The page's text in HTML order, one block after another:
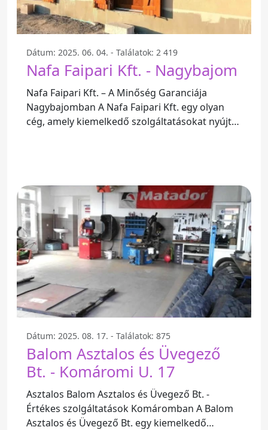
Dátum: 2025. 06. 04. - Találatok: 2 419
Nafa Faipari Kft. - Nagybajom
Nafa Faipari Kft. – A Minőség Garanciája
Nagybajomban A Nafa Faipari Kft. egy olyan
cég, amely kiemelkedő szolgáltatásokat nyújt
Dátum: 2025. 08. 17. - Találatok: 875
Balom Asztalos és Üvegező
Bt. - Komáromi U. 17
Asztalos Balom Asztalos és Üvegező Bt. -
Értékes szolgáltatások Komáromban A Balom
Asztalos és Üvegező Bt. egy kiemelkedő